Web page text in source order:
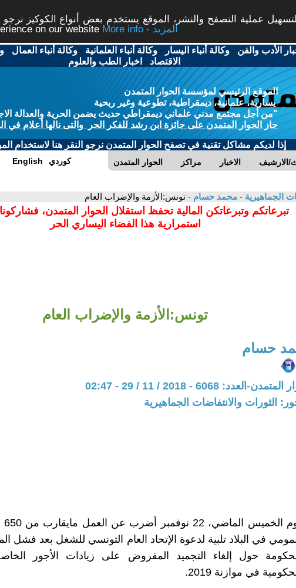
عملية التصفح والنشر، الموقع يستخدم بعض أنواع الكوكيز
on our website
More info - المزيد
الأدب والفن -وكالة أنباء اليسار -وكالة أنباء العلمانية -وكالة أنباء العمال -
الاقتصاد - اخبار الطب والعلوم
الموقع الرئيسي لمؤسسة الحوار المتمدن
يسارية، علمانية، ديمقراطية، تطوعية وغير ربحية
"من أجل مجتمع مدني علماني ديمقراطي حديث يضمن الحرية والعدالة
حاز الحوار المتمدن على جائزة ابن رشد للفكر الحر والتى نالها أعلام في
إذا لديكم مشاكل تقنية في تصفح الحوار المتمدن نرجو النقر هنا لاستخدام
الحوار المتمدن مراكز الاخبار الارشيف English كوردي
الجماهيرية - محمد حسام - تونس:الأزمة والإضراب العام
تبرعاتكم وتبرعاتكن المالية تحفظ استقلال الحوار المتمدن،
استمرارية هذا الفضاء اليساري الحر
تونس:الأزمة والإضراب العام
حسام
العدد: 6068 - 2018 / 11 / 29 - 02:47
الثورات والانتفاضات الجماهيرية
في البلاد تلبية لدعوة الإتحاد العام التونسي للشغل بعد فشل
حول إلغاء التجميد المفروض على زيادات الأجور
في موازنة 2019.